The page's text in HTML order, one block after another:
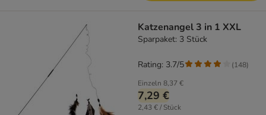
Katzenangel 3 in 1 XXL
Sparpaket: 3 Stück
Einzeln 8,37 €
7,29 €
2,43 € / Stück
Rating: 3.7/5 (148)